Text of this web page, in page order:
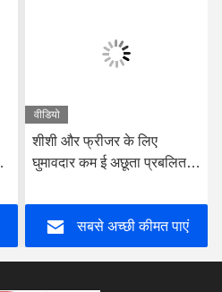
वीडियो
शीशी और फ्रीजर के लिए
घुमावदार कम ई अछूता प्रबलित
सबसे अच्छी कीमत पाएं